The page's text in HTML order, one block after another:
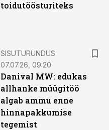
toidutöösturiteks
SISUTURUNDUS
07.07.26, 09:20
Danival MW: edukas
allhanke müügitöö
algab ammu enne
hinnapakkumise
tegemist